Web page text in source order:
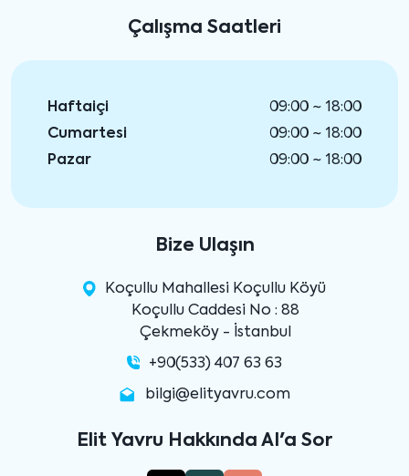
Çalışma Saatleri
Haftaiçi
09:00 ~ 18:00
Cumartesi
09:00 ~ 18:00
Pazar
09:00 ~ 18:00
Bize Ulaşın
Koçullu Mahallesi Koçullu Köyü
Koçullu Caddesi No : 88
Çekmeköy - İstanbul
+90(533) 407 63 63
bilgi@elityavru.com
Elit Yavru Hakkında AI'a Sor